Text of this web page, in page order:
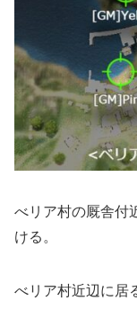
べリア村の厩舎付
ける。
べリア村近辺に居